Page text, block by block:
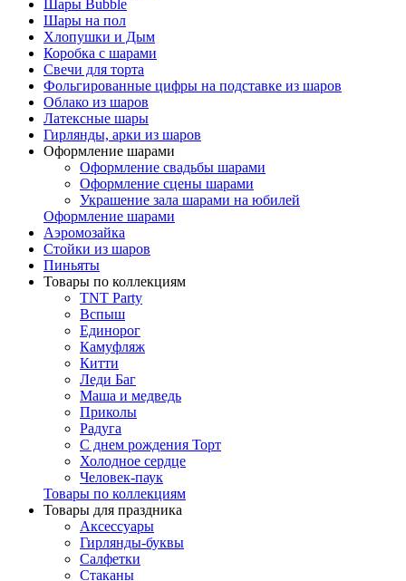
Шары Bubble
Шары на пол
Хлопушки и Дым
Коробка с шарами
Свечи для торта
Фольгированные цифры на подставке из шаров
Облако из шаров
Латексные шары
Гирлянды, арки из шаров
Оформление шарами
Оформление свадьбы шарами
Оформление сцены шарами
Украшение зала шарами на юбилей
Оформление шарами
Аэромозайка
Стойки из шаров
Пиньяты
Товары по коллекциям
TNT Party
Вспыш
Единорог
Камуфляж
Китти
Леди Баг
Маша и медведь
Приколы
Радуга
С днем рождения Торт
Холодное сердце
Человек-паук
Товары по коллекциям
Товары для праздника
Аксессуары
Гирлянды-буквы
Салфетки
Стаканы